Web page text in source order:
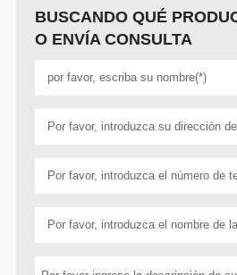
BUSCANDO QUÉ
O ENVÍA CONSULTA